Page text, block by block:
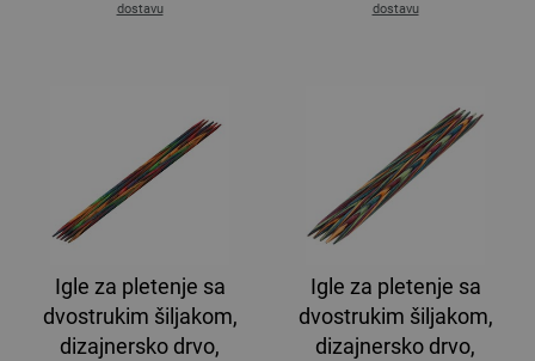
dostavu dostavu
Igle za pletenje sa
dvostrukim šiljakom,
dizajnersko drvo,
Igle za pletenje sa
dvostrukim šiljakom,
dizajnersko drvo,